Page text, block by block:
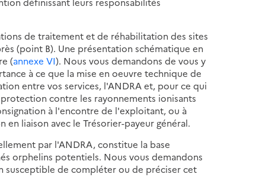
de traitement et de réhabilitation des sites
(point B). Une présentation schématique en
(annexe VI). Nous vous demandons de vous y
à ce que la mise en oeuvre technique de
entre vos services, l'ANDRA et, pour ce qui
contre les rayonnements ionisants
à l'encontre de l'exploitant, ou à
liaison avec le Trésorier-payeur général.
par l'ANDRA, constitue la base
orphelins potentiels. Nous vous demandons
susceptible de compléter ou de préciser cet